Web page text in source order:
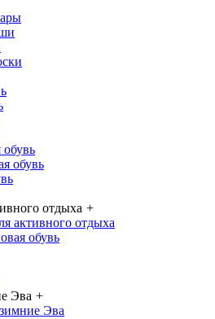
обувь
обувь
отдыха +
активного отдыха
обувь
Эва +
Эва